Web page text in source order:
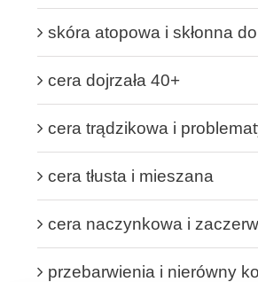
skóra atopowa i skłonna
cera dojrzała 40+
cera trądzikowa i
cera tłusta i mieszana
cera naczynkowa i
przebarwienia i nierówny